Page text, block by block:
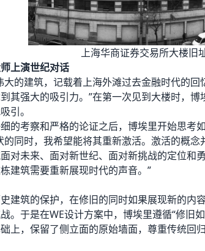
上海华商证券交易所大楼旧
上演世纪对话
大的建筑，记载着上海外滩过去金融时代的
其强大的吸引力。”在第一次见到大楼时，
引。
的考察和严格的论证之后，博埃里开始思考
的同时，我希望能将其重新激活。激活的概
对未来、面对新世纪、面对新挑战的定位和
建筑需要重新展现时代的声音。”
建筑的保护，在修旧的同时如果展现新的内
。于是在WE设计方案中，博埃里遵循“修旧
上，保留了侧立面的原始墙面，尊重传统回归